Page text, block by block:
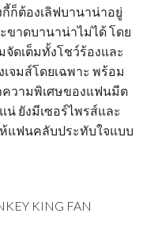
กี้ก็ต้องเลิฟบานาน่าอยู่
ขาดบานาน่าไม่ได้ โดย
จัดเต็มทั้งโชว์ร้องและ
จมส์โดยเฉพาะ พร้อม
วามพิเศษของแฟนมีต
ยังมีเซอร์ไพรส์และ
แฟนคลับประทับใจแบบ
KING FAN